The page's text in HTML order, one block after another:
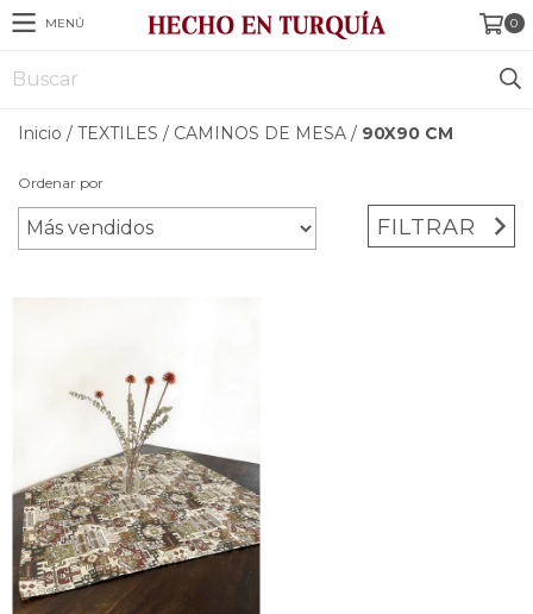
MENÚ 0
Inicio / TEXTILES / CAMINOS DE MESA / 90X90 CM
Ordenar por
FILTRAR